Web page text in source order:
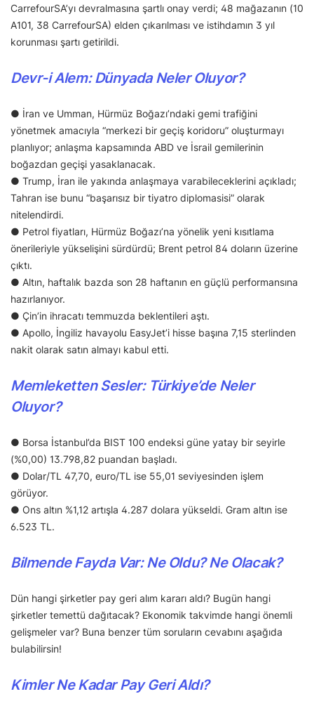
CarrefourSA’yı devralmasına şartlı onay verdi; 48 mağazanın (10
A101, 38 CarrefourSA) elden çıkarılması ve istihdamın 3 yıl
korunması şartı getirildi.
Devr-i Alem: Dünyada Neler Oluyor?
● İran ve Umman, Hürmüz Boğazı’ndaki gemi trafiğini
yönetmek amacıyla “merkezi bir geçiş koridoru” oluşturmayı
planlıyor; anlaşma kapsamında ABD ve İsrail gemilerinin
boğazdan geçişi yasaklanacak.
● Trump, İran ile yakında anlaşmaya varabileceklerini açıkladı;
Tahran ise bunu “başarısız bir tiyatro diplomasisi” olarak
nitelendirdi.
● Petrol fiyatları, Hürmüz Boğazı’na yönelik yeni kısıtlama
önerileriyle yükselişini sürdürdü; Brent petrol 84 doların üzerine
çıktı.
● Altın, haftalık bazda son 28 haftanın en güçlü performansına
hazırlanıyor.
● Çin’in ihracatı temmuzda beklentileri aştı.
● Apollo, İngiliz havayolu EasyJet’i hisse başına 7,15 sterlinden
nakit olarak satın almayı kabul etti.
Memleketten Sesler: Türkiye’de Neler
Oluyor?
● Borsa İstanbul’da BIST 100 endeksi güne yatay bir seyirle
(%0,00) 13.798,82 puandan başladı.
● Dolar/TL 47,70, euro/TL ise 55,01 seviyesinden işlem
görüyor.
● Ons altın %1,12 artışla 4.287 dolara yükseldi. Gram altın ise
6.523 TL.
Bilmende Fayda Var: Ne Oldu? Ne Olacak?
Dün hangi şirketler pay geri alım kararı aldı? Bugün hangi
şirketler temettü dağıtacak? Ekonomik takvimde hangi önemli
gelişmeler var? Buna benzer tüm soruların cevabını aşağıda
bulabilirsin!
Kimler Ne Kadar Pay Geri Aldı?